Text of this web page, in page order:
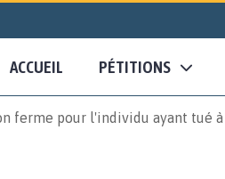
ACCUEIL PÉTITIONS
ferme pour l'individu ayant tué